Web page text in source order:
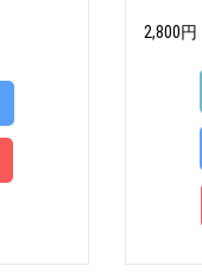
2,800円